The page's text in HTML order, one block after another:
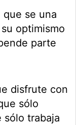
se una
optimismo
parte
disfrute con
sólo
sólo trabaja